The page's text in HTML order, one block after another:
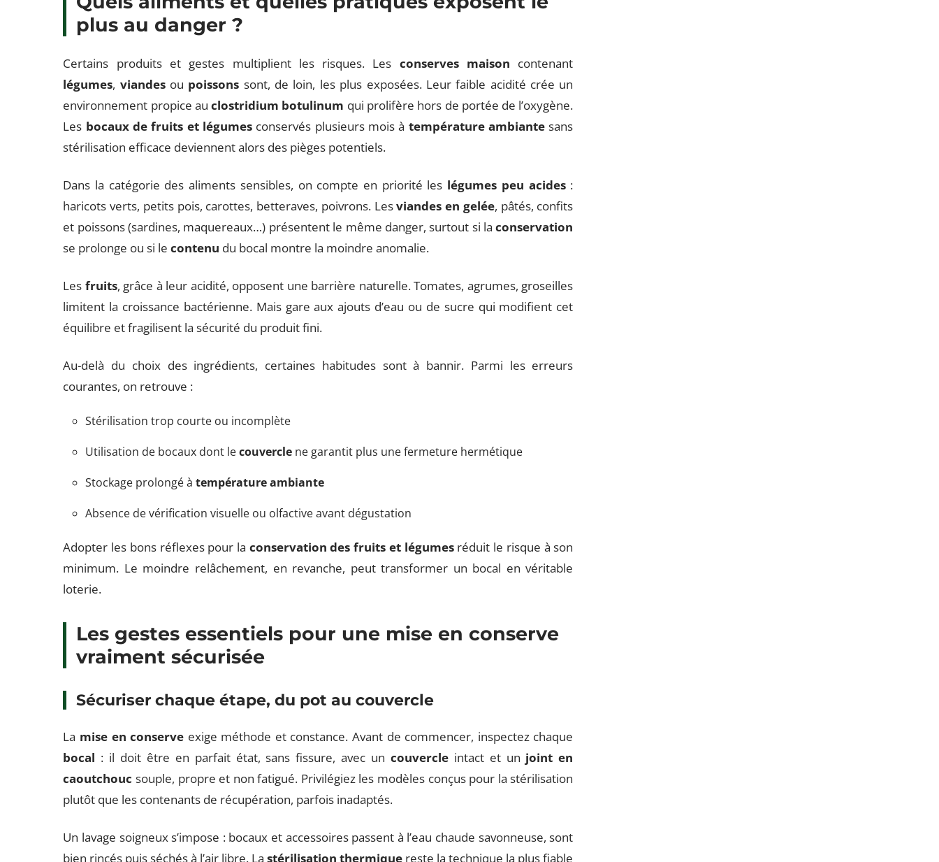
plus au danger ?
Certains produits et gestes multiplient les risques. Les conserves maison contenant
légumes, viandesou poissons sont, de loin, les plus exposées. Leur faible acidité crée un
environnement propice auclostridium botulinum qui prolifère hors de portée de l’oxygène.
Les bocaux de fruits et légumes conservés plusieurs mois à température ambiante sans
stérilisation efficace deviennent alors des pièges potentiels.
Dans la catégorie des aliments sensibles, on compte en priorité les légumes peu acides:
haricots verts, petits pois, carottes, betteraves, poivrons. Lesviandes en gelée, pâtés, confits
et poissons (sardines, maquereaux…) présentent le même danger, surtout si laconservation
se prolonge ou si lecontenu du bocal montre la moindre anomalie.
Les fruits, grâce à leur acidité, opposent une barrière naturelle. Tomates, agrumes, groseilles
limitent la croissance bactérienne. Mais gare aux ajouts d’eau ou de sucre qui modifient cet
équilibre et fragilisent la sécurité du produit fini.
Au-delà du choix des ingrédients, certaines habitudes sont à bannir. Parmi les erreurs
courantes, on retrouve :
Stérilisation trop courte ou incomplète
Utilisation de bocaux dont lecouvercle ne garantit plus une fermeture hermétique
Stockage prolongé àtempérature ambiante
Absence de vérification visuelle ou olfactive avant dégustation
Adopter les bons réflexes pour la conservation des fruits et légumesréduit le risque à son
minimum. Le moindre relâchement, en revanche, peut transformer un bocal en véritable
loterie.
Les gestes essentiels pour une mise en conserve
vraiment sécurisée
Sécuriser chaque étape, du pot au couvercle
La mise en conserve exige méthode et constance. Avant de commencer, inspectez chaque
bocal : il doit être en parfait état, sans fissure, avec un couvercleintact et un joint en
caoutchouc souple, propre et non fatigué. Privilégiez les modèles conçus pour la stérilisation
plutôt que les contenants de récupération, parfois inadaptés.
Un lavage soigneux s’impose : bocaux et accessoires passent à l’eau chaude savonneuse, sont
bien rincés puis séchés à l’air libre. Lastérilisation thermique reste la technique la plus fiable